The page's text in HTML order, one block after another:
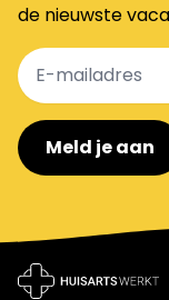
de nieuwste
Meld je aan